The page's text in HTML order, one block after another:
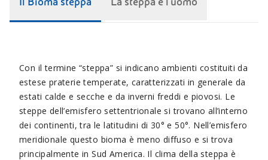
Con il termine “steppa” si indicano ambienti costituiti da
estese praterie temperate, caratterizzati in generale da
estati calde e secche e da inverni freddi e piovosi. Le
steppe dell’emisfero settentrionale si trovano all’interno
dei continenti, tra le latitudini di 30° e 50°. Nell’emisfero
meridionale questo bioma è meno diffuso e si trova
principalmente in Sud America. Il clima della steppa è